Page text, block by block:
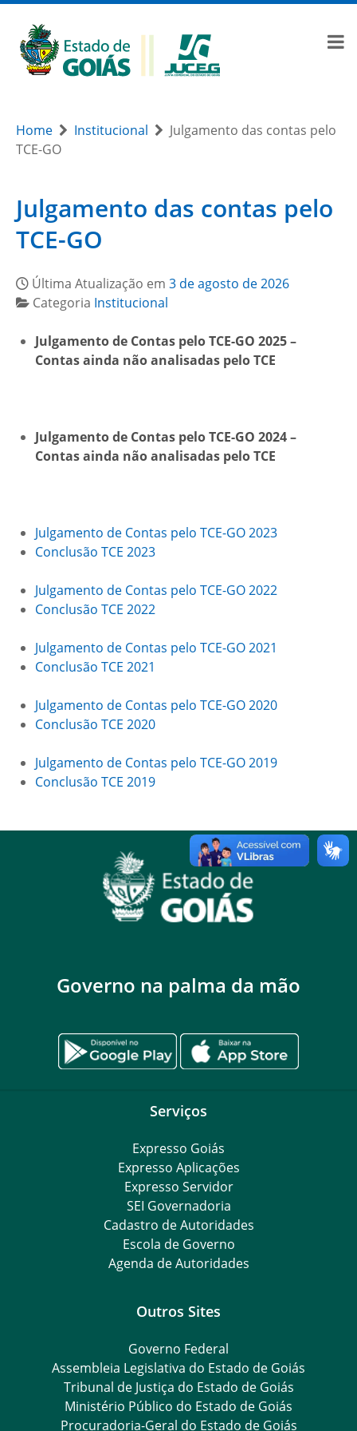
Home Institucional
Julgamento das contas pelo
TCE-GO
Julgamento das contas pelo
TCE-GO
Última Atualização em 3 de agosto de 2026
Categoria Institucional
Julgamento de Contas pelo TCE-GO 2025 –
Contas ainda não analisadas pelo TCE
Julgamento de Contas pelo TCE-GO 2024 –
Contas ainda não analisadas pelo TCE
Julgamento de Contas pelo TCE-GO 2023
Conclusão TCE 2023
Julgamento de Contas pelo TCE-GO 2022
Conclusão TCE 2022
Julgamento de Contas pelo TCE-GO 2021
Conclusão TCE 2021
Julgamento de Contas pelo TCE-GO 2020
Conclusão TCE 2020
Julgamento de Contas pelo TCE-GO 2019
Conclusão TCE 2019
Governo na palma da mão
Serviços
Expresso Goiás
Expresso Aplicações
Expresso Servidor
SEI Governadoria
Cadastro de Autoridades
Escola de Governo
Agenda de Autoridades
Outros Sites
Governo Federal
Assembleia Legislativa do Estado de Goiás
Tribunal de Justiça do Estado de Goiás
Ministério Público do Estado de Goiás
Procuradoria-Geral do Estado de Goiás